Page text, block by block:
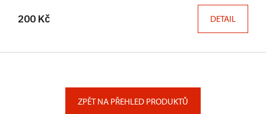
200 Kč DETAIL
ZPĚT NA PŘEHLED PRODUKTŮ